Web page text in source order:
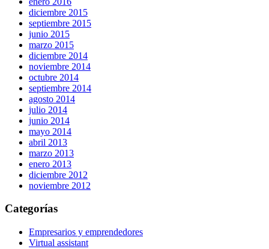
diciembre 2015
septiembre 2015
junio 2015
marzo 2015
diciembre 2014
noviembre 2014
octubre 2014
septiembre 2014
agosto 2014
julio 2014
junio 2014
mayo 2014
abril 2013
marzo 2013
enero 2013
diciembre 2012
noviembre 2012
Categorías
Empresarios y emprendedores
Virtual assistant